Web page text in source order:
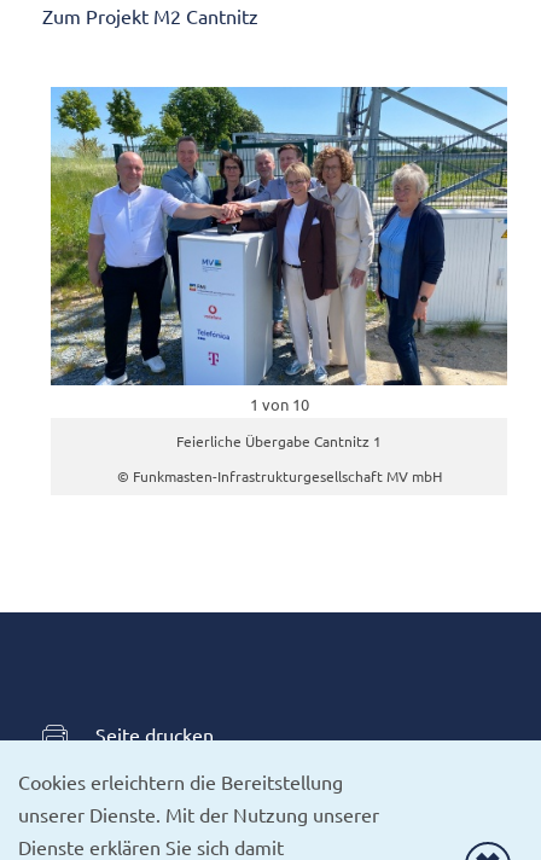
Cookies erleichtern die Bereitstellung
unserer Dienste. Mit der Nutzung unserer
Dienste erklären Sie sich damit
Cookies erleichtern die Bereitstellung
unserer Dienste. Mit der Nutzung unserer
Dienste erklären Sie sich damit
Zum Projekt M2 Cantnitz
1 von 10
Feierliche Übergabe Cantnitz 1
© Funkmasten-Infrastrukturgesellschaft MV mbH
Seite drucken